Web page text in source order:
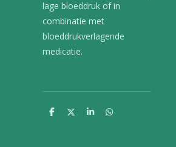
lage bloeddruk of in
combinatie met
bloeddrukverlagende
medicatie.
D
D
S
D